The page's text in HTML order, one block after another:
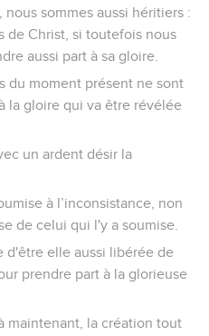
nous sommes aussi héritiers :
de Christ, si toutefois nous
aussi part à sa gloire.
du moment présent ne sont
la gloire qui va être révélée
un ardent désir la
à l’inconsistance, non
de celui qui l'y a soumise.
d'être elle aussi libérée de
prendre part à la glorieuse
maintenant, la création tout